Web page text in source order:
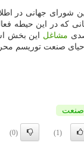
شورای جهانی در
مشاغل این بخش
هایی در نظر گرفته و
صنعت
(1)
(0)